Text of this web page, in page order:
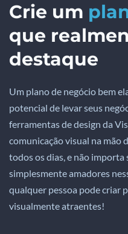
Crie um
que
destaque
Um plano de negócio bem
potencial de levar seus
ferramentas de design da
comunicação visual na mão
todos os dias, e não importa
simplesmente amadores
qualquer pessoa pode criar
visualmente atraentes!